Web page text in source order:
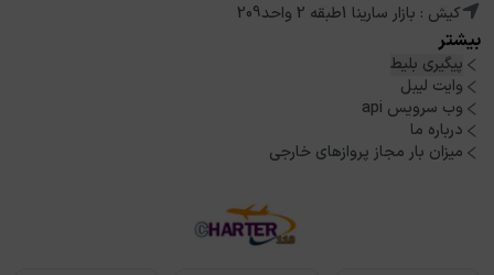
کیش : بازار سارینا 1طبقه 2 واحد209
بیشتر
پیگیری بلیط
وایت لیبل
وب سرویس api
درباره ما
میزان بار مجاز پروازهای خارجی